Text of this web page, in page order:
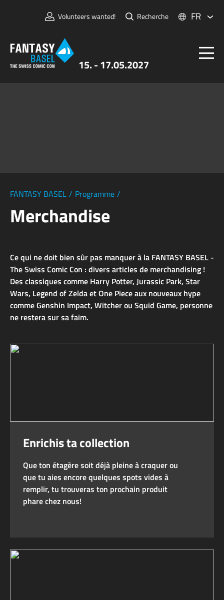
15. - 17.05.2027
Volunteers wanted! Recherche FR
FANTASY BASEL / Programme /
Merchandise
Ce qui ne doit bien sûr pas manquer à la FANTASY BASEL -
The Swiss Comic Con : divers articles de merchandising !
Des classiques comme Harry Potter, Jurassic Park, Star
Wars, Legend of Zelda et One Piece aux nouveaux hype
comme Genshin Impact, Witcher ou Squid Game, personne
ne restera sur sa faim.
Enrichis ta collection
Que ton étagère soit déjà pleine à craquer ou
que tu aies encore quelques spots vides à
remplir, tu trouveras ton prochain produit
phare chez nous!